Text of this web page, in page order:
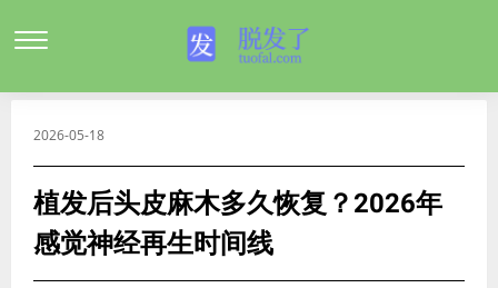
2026-05-18
植发后头皮麻木多久恢复？2026年
感觉神经再生时间线